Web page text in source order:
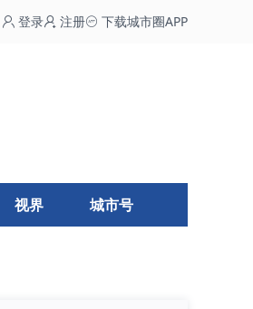
登录 注册 下载城市圈APP
视界 城市号